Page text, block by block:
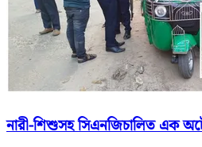
নারী-শিশুসহ সিএনজিচালিত এক